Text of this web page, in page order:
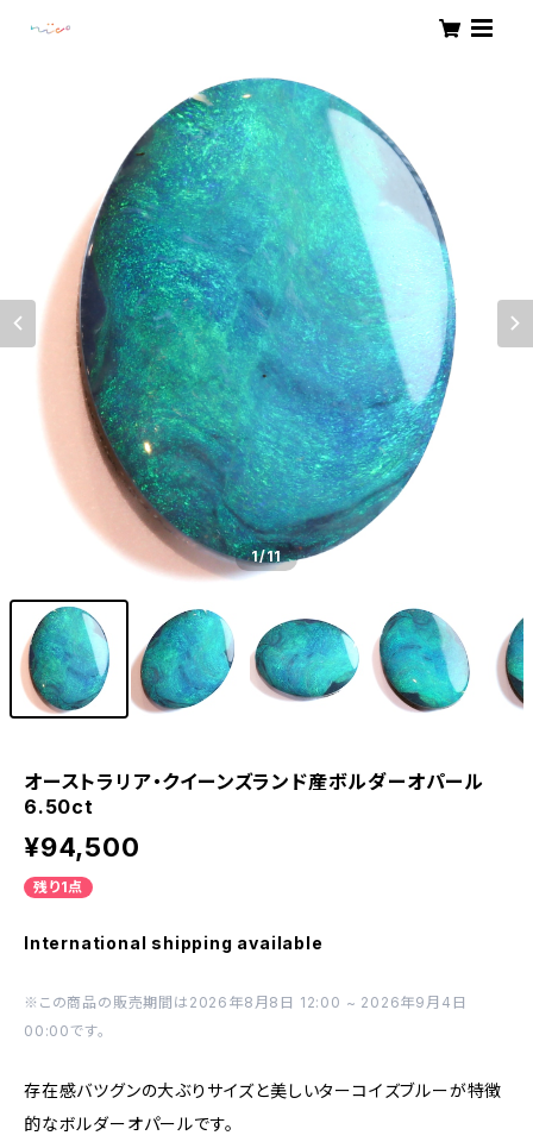
1/11
オーストラリア・クイーンズランド産ボルダーオパール
6.50ct
¥94,500
残り1点
International shipping available
※この商品の販売期間は2026年8月8日 12:00 ~ 2026年9月4日
00:00です。
存在感バツグンの大ぶりサイズと美しいターコイズブルーが特徴
的なボルダーオパールです。